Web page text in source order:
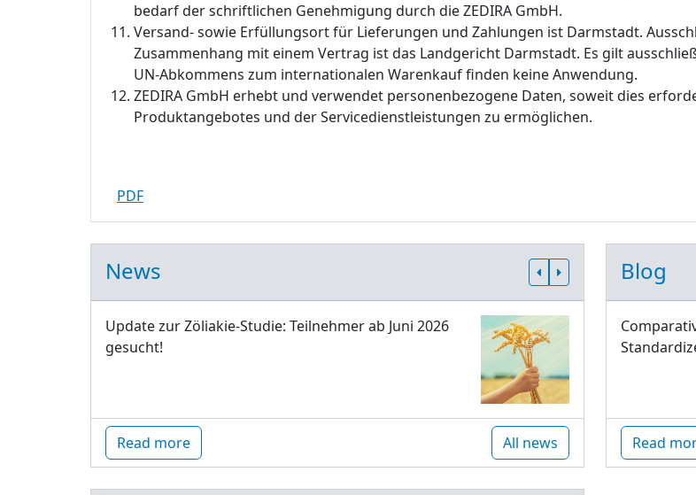
bedarf der schriftlichen Genehmigung durch die ZEDIRA GmbH.
Versand- sowie Erfüllungsort für Lieferungen und Zahlungen ist Darmstadt.
Zusammenhang mit einem Vertrag ist das Landgericht Darmstadt. Es gilt
UN-Abkommens zum internationalen Warenkauf finden keine Anwendung.
ZEDIRA GmbH erhebt und verwendet personenbezogene Daten, soweit dies
Produktangebotes und der Servicedienstleistungen zu ermöglichen.
PDF
News
Update zur Zöliakie-Studie: Teilnehmer ab Juni 2026
gesucht!
Read more All news
Blog
Read